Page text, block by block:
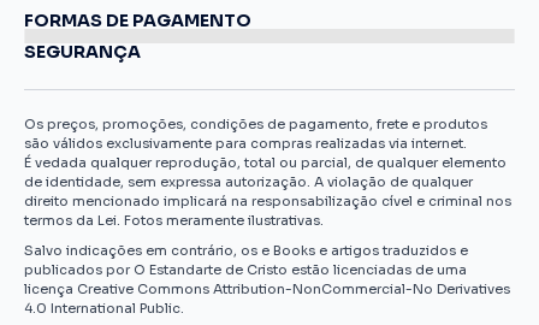
FORMAS DE PAGAMENTO
SEGURANÇA
Os preços, promoções, condições de pagamento, frete e produtos
são válidos exclusivamente para compras realizadas via internet.
É vedada qualquer reprodução, total ou parcial, de qualquer elemento
de identidade, sem expressa autorização. A violação de qualquer
direito mencionado implicará na responsabilização cível e criminal nos
termos da Lei. Fotos meramente ilustrativas.
Salvo indicações em contrário, os e Books e artigos traduzidos e
publicados por O Estandarte de Cristo estão licenciadas de uma
licença Creative Commons Attribution-NonCommercial-No Derivatives
4.0 International Public.